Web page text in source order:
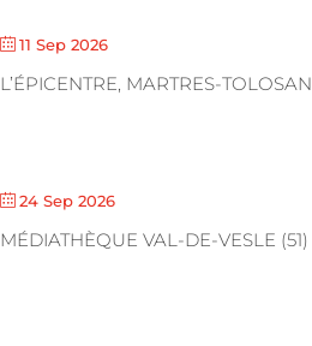
11 Sep 2026
L’ÉPICENTRE, MARTRES-
24 Sep 2026
MÉDIATHÈQUE VAL-DE-VESLE (51)